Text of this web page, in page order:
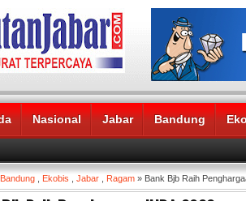
Nasional Jabar Bandung
News :
Bandung Ekobis Jabar Ragam » Bank Bjb Raih